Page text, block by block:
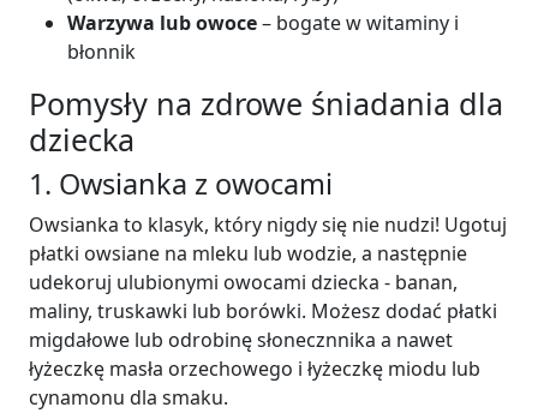
Warzywa lub owoce– bogate w witaminy i
błonnik
Pomysły na zdrowe śniadania dla
dziecka
1. Owsianka z owocami
Owsianka to klasyk, który nigdy się nie nudzi! Ugotuj
płatki owsiane na mleku lub wodzie, a następnie
udekoruj ulubionymi owocami dziecka - banan,
maliny, truskawki lub borówki. Możesz dodać płatki
migdałowe lub odrobinę słonecznnika a nawet
łyżeczkę masła orzechowego i łyżeczkę miodu lub
cynamonu dla smaku.